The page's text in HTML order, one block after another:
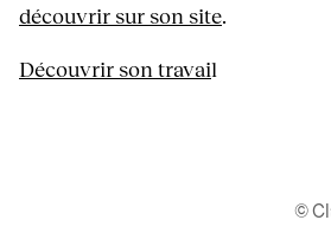
découvrir sur son site.
Découvrir son travail
©